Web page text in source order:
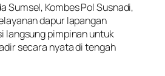
Sumsel, Kombes Pol Susnadi,
dapur lapangan
langsung pimpinan untuk
secara nyata di tengah